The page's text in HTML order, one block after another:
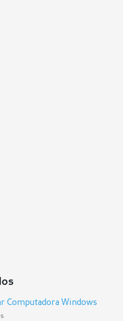
Computadora Windows